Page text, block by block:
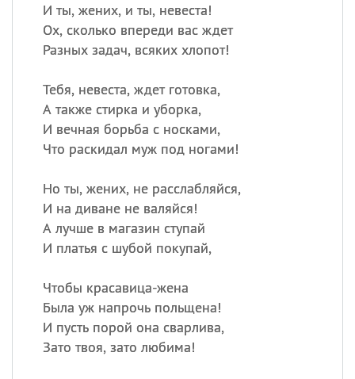
И ты, жених, и ты, невеста!
Ох, сколько впереди вас ждет
Разных задач, всяких хлопот!
Тебя, невеста, ждет готовка,
А также стирка и уборка,
И вечная борьба с носками,
Что раскидал муж под ногами!
Но ты, жених, не расслабляйся,
И на диване не валяйся!
А лучше в магазин ступай
И платья с шубой покупай,
Чтобы красавица-жена
Была уж напрочь польщена!
И пусть порой она сварлива,
Зато твоя, зато любима!